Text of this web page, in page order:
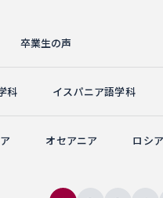
卒業生の声
科 イスパニア語学科
オセアニア ロシ